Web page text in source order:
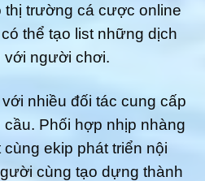
thị trường cá cược online
thể tạo list những dịch
với người chơi.
nhiều đối tác cung cấp
Phối hợp nhịp nhàng
ekip phát triển nội
cùng tạo dựng thành